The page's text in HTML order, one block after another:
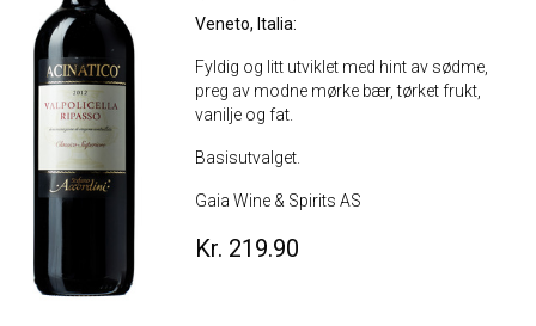
Veneto, Italia:
Fyldig og litt utviklet med hint av sødme,
preg av modne mørke bær, tørket frukt,
vanilje og fat.
Basisutvalget.
Gaia Wine & Spirits AS
Kr. 219.90